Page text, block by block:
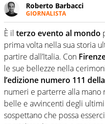
Roberto Barbacci
GIORNALISTA
Giornalista
tuttologo di Virgilio
scherma, di volley o di
È il terzo evento al mondo
prima volta nella sua storia
partire dall’Italia. Con
le sue bellezze nella
l’edizione numero 111
numeri e parterre alla mano
belle e avvincenti degli
sospettano che possa